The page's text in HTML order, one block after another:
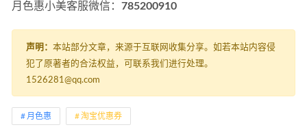
月色惠小美客服微信： 785200910
声明： 本站部分文章，来源于互联网收集分享。如若本站内容侵
犯了原著者的合法权益，可联系我们进行处理。
1526281@qq.com
月色惠 淘宝优惠券